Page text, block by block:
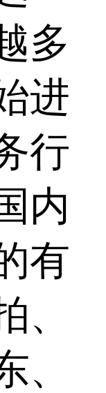
多
进
行
内
有
、
、